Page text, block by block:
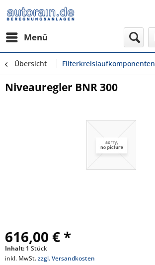
Menü
Übersicht Filterkreislaufkomponenten
Niveauregler BNR 300
616,00 € *
Inhalt: 1 Stück
inkl. MwSt.zzgl. Versandkosten